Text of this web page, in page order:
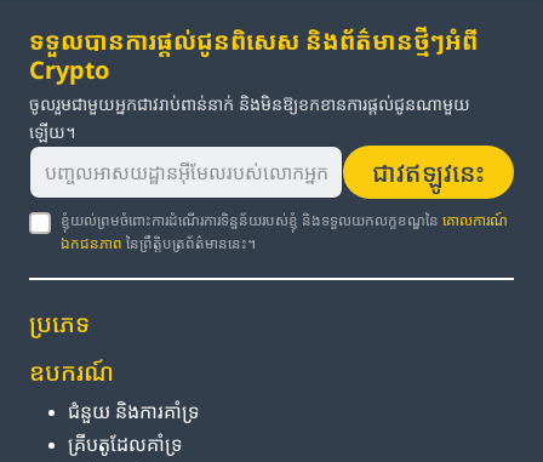
ទទួលបានការផ្តល់ជូនពិសេស និងព័ត៌មានថ្មីៗអំពី
Crypto
ចូលរួមជាមួយអ្នកជាវរាប់ពាន់នាក់ និងមិនឱ្យខកខានការផ្តល់ជូនណាមួយ
ឡើយ។
ជាវឥឡូវនេះ
ខ្ញុំយល់ព្រមចំពោះការដំណើរការទិន្នន័យរបស់ខ្ញុំ និងទទួលយកលក្ខខណ្ឌនៃគោលការណ៍
ឯកជនភាព នៃព្រឹត្តិបត្រព័ត៌មាននេះ។
ប្រភេទ
ឧបករណ៍
ជំនួយ និង​ការ​គាំទ្រ
គ្រីបតូ​ដែល​គាំទ្រ